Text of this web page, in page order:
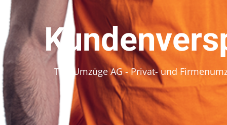
Top Umzüge AG - Privat- und